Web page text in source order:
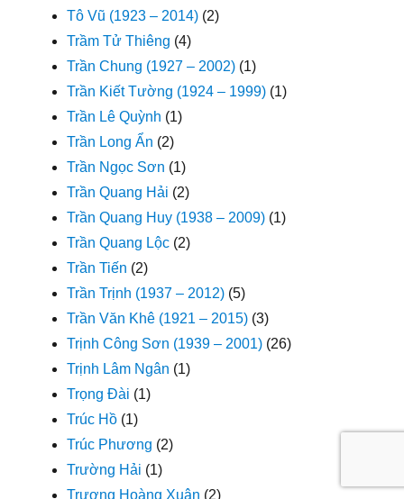
Tô Vũ (1923 – 2014) (2)
Trầm Tử Thiêng (4)
Trần Chung (1927 – 2002) (1)
Trần Kiết Tường (1924 – 1999) (1)
Trần Lê Quỳnh (1)
Trần Long Ẩn (2)
Trần Ngọc Sơn (1)
Trần Quang Hải (2)
Trần Quang Huy (1938 – 2009) (1)
Trần Quang Lộc (2)
Trần Tiến (2)
Trần Trịnh (1937 – 2012) (5)
Trần Văn Khê (1921 – 2015) (3)
Trịnh Công Sơn (1939 – 2001) (26)
Trịnh Lâm Ngân (1)
Trọng Đài (1)
Trúc Hồ (1)
Trúc Phương (2)
Trường Hải (1)
Trương Hoàng Xuân (2)